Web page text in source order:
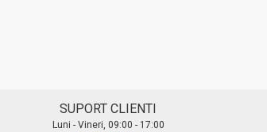
SUPORT CLIENTI
Luni - Vineri, 09:00 - 17:00